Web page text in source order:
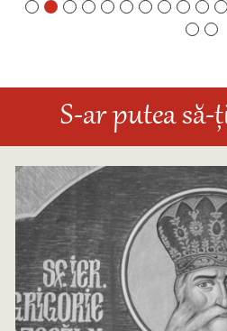
S-ar putea